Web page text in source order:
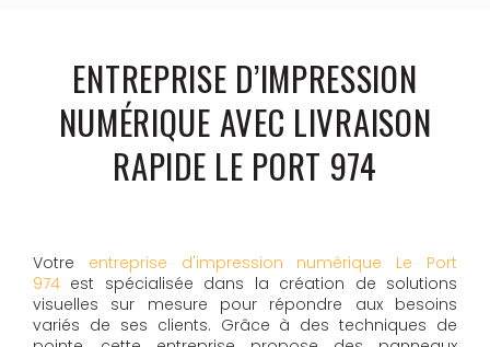
ENTREPRISE D’IMPRESSION
NUMÉRIQUE AVEC LIVRAISON
RAPIDE LE PORT 974
Votre entreprise d'impression numérique Le Port
974 est spécialisée dans la création de solutions
visuelles sur mesure pour répondre aux besoins
variés de ses clients. Grâce à des techniques de